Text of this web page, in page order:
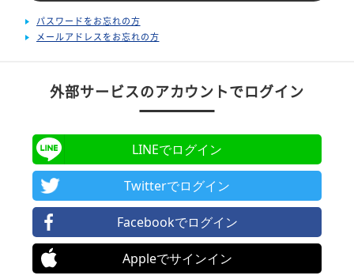
パスワードをお忘れの方
メールアドレスをお忘れの方
外部サービスのアカウントでログイン
LINEでログイン
Twitterでログイン
Facebookでログイン
Appleでサインイン